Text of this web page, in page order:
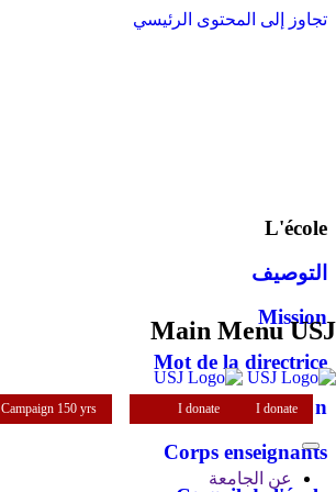
تجاوز إلى المحتوى الرئيسي
Main Menu USJ
I donate I donate
Campaign 150 yrs
عن الجامعة
L'école
التوصيف
Mission
Mot de la directrice
Administration
Corps enseignants